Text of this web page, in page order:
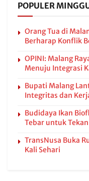
POPULER
Orang Tua di
Berharap Konflik
OPINI: Malang
Menuju Integrasi
Bupati Malang
Integritas dan
Budidaya Ikan
Tebar untuk
TransNusa Buka
Kali Sehari